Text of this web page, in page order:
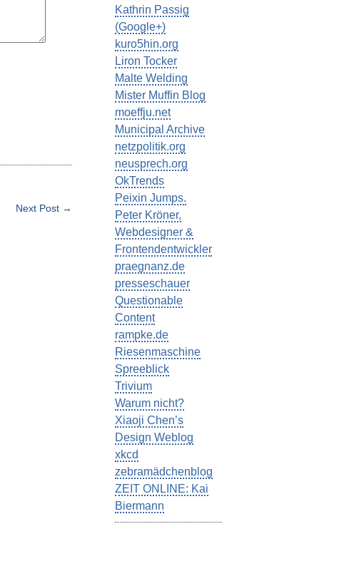
Next Post →
Kathrin Passig
(Google+)
kuro5hin.org
Liron Tocker
Malte Welding
Mister Muffin Blog
moeffju.net
Municipal Archive
netzpolitik.org
neusprech.org
OkTrends
Peixin Jumps.
Peter Kröner,
Webdesigner &
Frontendentwickler
praegnanz.de
presseschauer
Questionable
Content
rampke.de
Riesenmaschine
Spreeblick
Trivium
Warum nicht?
Xiaoji Chen’s
Design Weblog
xkcd
zebramädchenblog
ZEIT ONLINE: Kai
Biermann